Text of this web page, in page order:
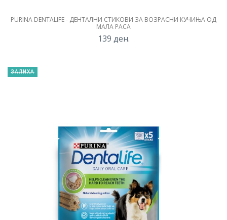
PURINA DENTALIFE - ДЕНТАЛНИ СТИКОВИ ЗА ВОЗРАСНИ КУЧИЊА ОД
МАЛА РАСА
139 ден.
ЗАЛИХА